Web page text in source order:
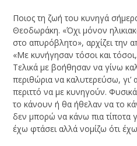
Ποιος τη ζωή του κυνηγά
Θεοδωράκη. «Όχι μόνον
στο απυρόβλητο», αρχίζει την
«Με κυνήγησαν τόσοι και
Τελικά με βοήθησαν να γίνω
περιθώρια να καλυτερεύσω, γι’
περιττό να με κυνηγούν.
το κάνουν ή θα ήθελαν να το
δεν μπορώ να κάνω πια τίποτα
έχω φτάσει αλλά νομίζω ότι